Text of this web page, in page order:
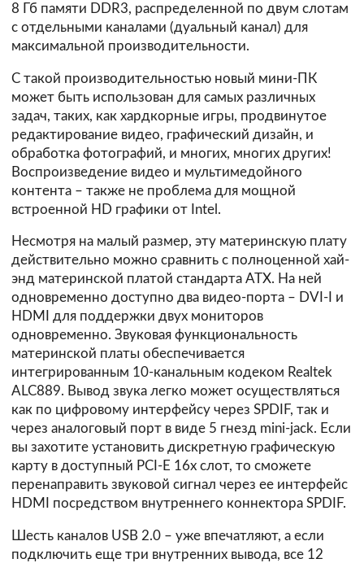
8 Гб памяти DDR3, распределенной по двум слотам
с отдельными каналами (дуальный канал) для
максимальной производительности.
С такой производительностью новый мини-ПК
может быть использован для самых различных
задач, таких, как хардкорные игры, продвинутое
редактирование видео, графический дизайн, и
обработка фотографий, и многих, многих других!
Воспроизведение видео и мультимедойного
контента – также не проблема для мощной
встроенной HD графики от Intel.
Несмотря на малый размер, эту материнскую плату
действительно можно сравнить с полноценной хай-
энд материнской платой стандарта ATX. На ней
одновременно доступно два видео-порта – DVI-I и
HDMI для поддержки двух мониторов
одновременно. Звуковая функциональность
материнской платы обеспечивается
интегрированным 10-канальным кодеком Realtek
ALC889. Вывод звука легко может осуществляться
как по цифровому интерфейсу через SPDIF, так и
через аналоговый порт в виде 5 гнезд mini-jack. Если
вы захотите установить дискретную графическую
карту в доступный PCI-E 16x слот, то сможете
перенаправить звуковой сигнал через ее интерфейс
HDMI посредством внутреннего коннектора SPDIF.
Шесть каналов USB 2.0 – уже впечатляют, а если
подключить еще три внутренних вывода, все 12